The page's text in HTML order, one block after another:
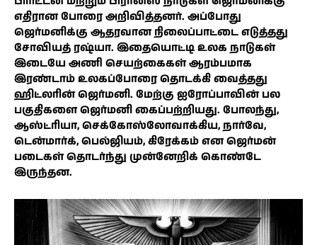
எதிரான போரை அறிவித்தனர். அப்போது
ஜெர்மனிக்கு ஆதரவான நிலைப்பாட்டை எடுத்தது
சோவியத் ரஷ்யா. இதையொட்டி உலக நாடுகள்
இடையே அணி செயற்கைகள் ஆரம்பமாக
இரண்டாம் உலகப்போரை தொடக்கி வைத்தது
ஹிட்லரின் ஜெர்மனி. மேற்கு ஐரோப்பாவின் பல
பகுதிகளை ஜெர்மனி கைப்பற்றியது. போலந்து,
ஆஸ்ட்ரியா, செக்கோஸ்லோவாக்கிய, நார்வே,
டென்மார்க், பெல்ஜியம், கிரேக்கம் என ஜெர்மன்
படைகள் தொடர்ந்து முன்னேறிக் கொண்டே
இருந்தன.